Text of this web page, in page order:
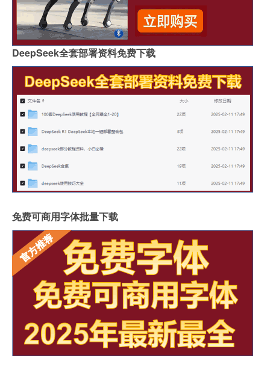
DeepSeek全套部署资料免费下载
免费可商用字体批量下载